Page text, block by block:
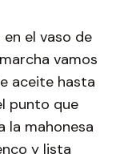
el vaso de
vamos
aceite hasta
punto que
la mahonesa
y lista